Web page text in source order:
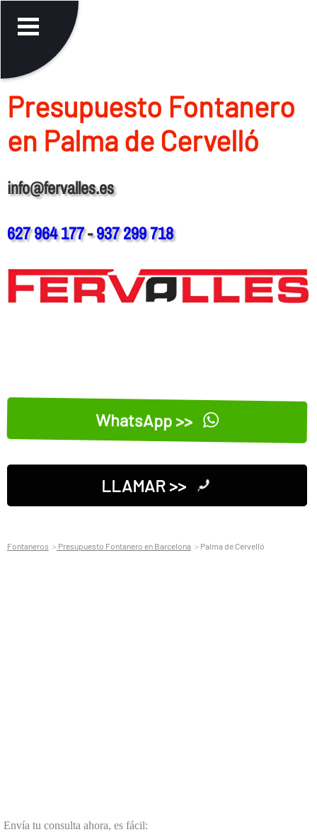
Presupuesto Fontanero
en Palma de Cervelló
info@fervalles.es
627 964 177-937 299 718
WhatsApp >>
LLAMAR >>
Fontaneros Presupuesto Fontanero en Barcelona Palma de Cervelló
Envía tu consulta ahora, es fácil: